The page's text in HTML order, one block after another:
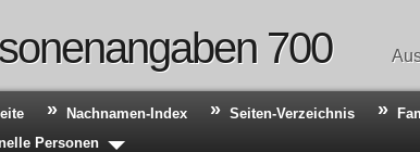
700
Nachnamen-Index Seiten-Verzeichnis
Personen